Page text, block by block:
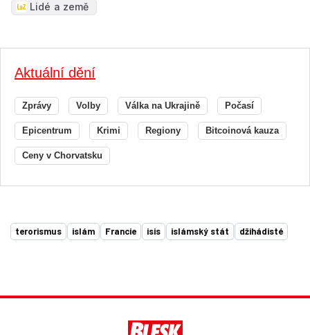
Lidé a země
Aktuální dění
Zprávy Volby Válka na Ukrajině Počasí
Epicentrum Krimi Regiony Bitcoinová kauza
Ceny v Chorvatsku
terorismus islám Francie isis islámský stát džihádisté